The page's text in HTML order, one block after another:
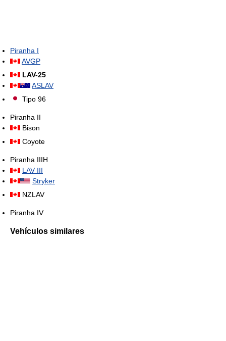
Piranha I
AVGP
LAV-25
ASLAV
Tipo 96
Piranha II
Bison
Coyote
Piranha IIIH
LAV III
Stryker
NZLAV
Piranha IV
Vehículos similares